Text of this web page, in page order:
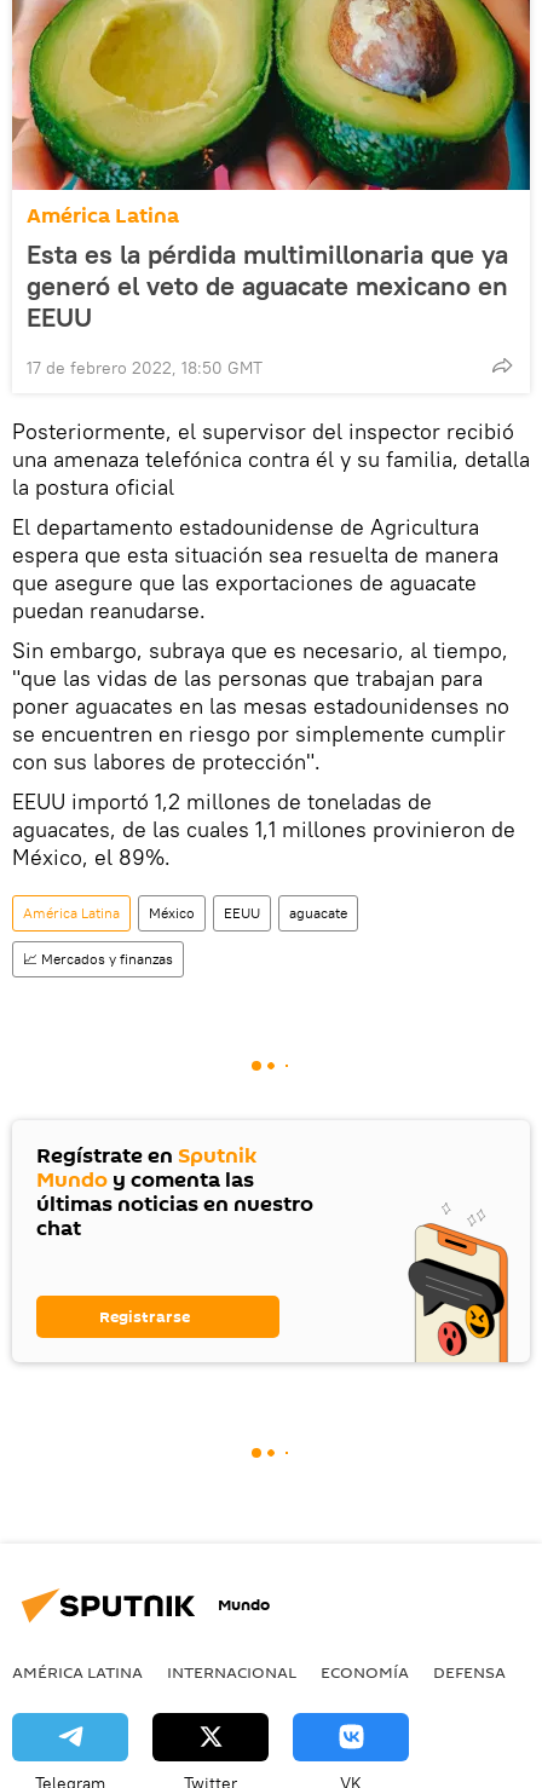
América Latina
Esta es la pérdida multimillonaria que ya
generó el veto de aguacate mexicano en
EEUU
17 de febrero 2022, 18:50 GMT
Posteriormente, el supervisor del inspector recibió
una amenaza telefónica contra él y su familia, detalla
la postura oficial
El departamento estadounidense de Agricultura
espera que esta situación sea resuelta de manera
que asegure que las exportaciones de aguacate
puedan reanudarse.
Sin embargo, subraya que es necesario, al tiempo,
"que las vidas de las personas que trabajan para
poner aguacates en las mesas estadounidenses no
se encuentren en riesgo por simplemente cumplir
con sus labores de protección".
EEUU importó 1,2 millones de toneladas de
aguacates, de las cuales 1,1 millones provinieron de
México, el 89%.
América Latina México EEUU aguacate
📈 Mercados y finanzas
Regístrate en Sputnik
Mundo y comenta las
últimas noticias en nuestro
chat
Registrarse
Mundo
AMÉRICA LATINA INTERNACIONAL ECONOMÍA DEFENSA
Telegram Twitter VK